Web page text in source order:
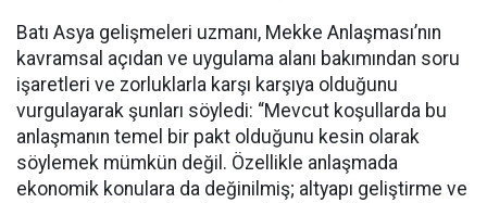
Batı Asya gelişmeleri uzmanı, Mekke Anlaşması’nın
kavramsal açıdan ve uygulama alanı bakımından soru
işaretleri ve zorluklarla karşı karşıya olduğunu
vurgulayarak şunları söyledi: “Mevcut koşullarda bu
anlaşmanın temel bir pakt olduğunu kesin olarak
söylemek mümkün değil. Özellikle anlaşmada
ekonomik konulara da değinilmiş; altyapı geliştirme ve